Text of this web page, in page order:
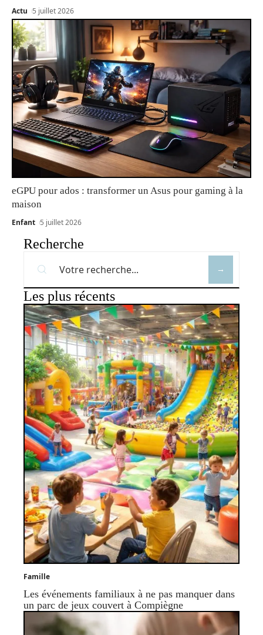
Actu 5 juillet 2026
eGPU pour ados : transformer un Asus pour gaming à la
maison
Enfant 5 juillet 2026
Recherche
Les plus récents
Famille
Les événements familiaux à ne pas manquer dans
un parc de jeux couvert à Compiègne